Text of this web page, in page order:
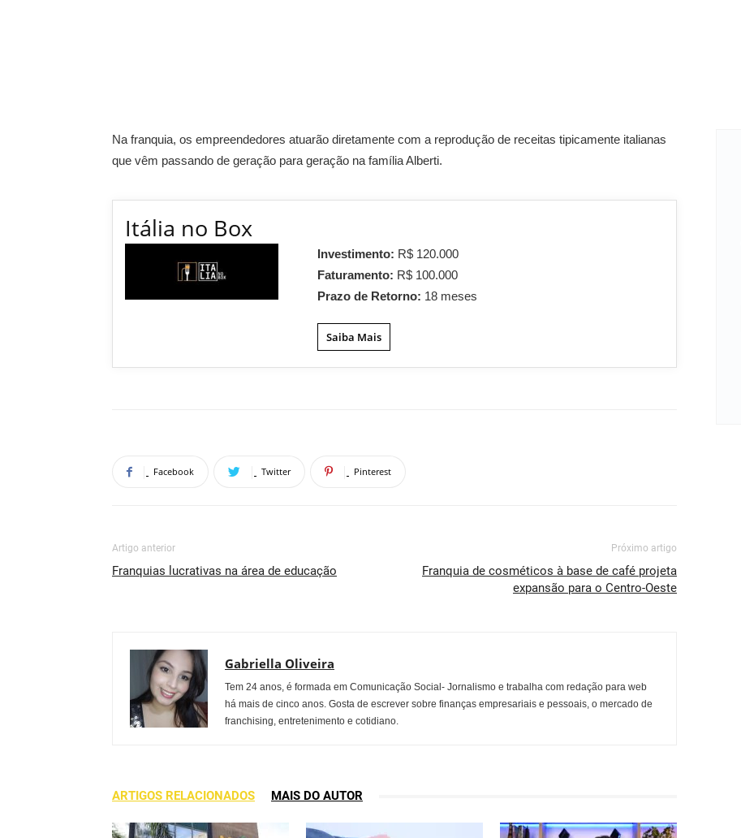
Na franquia, os empreendedores atuarão diretamente com a reprodução de receitas tipicamente italianas
que vêm passando de geração para geração na família Alberti.
Itália no Box
Investimento: R$ 120.000
Faturamento: R$ 100.000
Prazo de Retorno: 18 meses
Saiba Mais
Facebook Twitter Pinterest
Artigo anterior
Franquias lucrativas na área de educação
Próximo artigo
Franquia de cosméticos à base de café projeta
expansão para o Centro-Oeste
Gabriella Oliveira
Tem 24 anos, é formada em Comunicação Social- Jornalismo e trabalha com redação para web
há mais de cinco anos. Gosta de escrever sobre finanças empresariais e pessoais, o mercado de
franchising, entretenimento e cotidiano.
ARTIGOS RELACIONADOS MAIS DO AUTOR